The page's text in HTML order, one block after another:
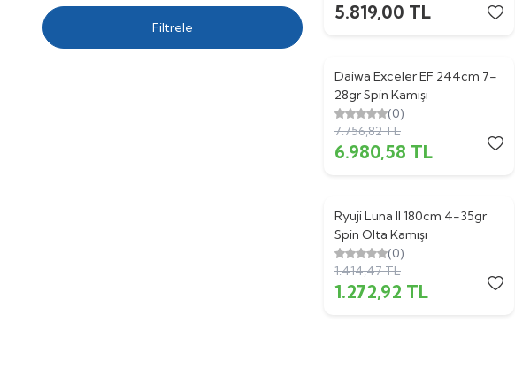
Filtrele
5.819,00 TL
%10
Daiwa Exceler EF 244cm 7-
28gr Spin Kamışı
(0)
7.756,82TL
6.980,58 TL
%10
Ryuji Luna II 180cm 4-35gr
Spin Olta Kamışı
(0)
1.414,47TL
1.272,92 TL